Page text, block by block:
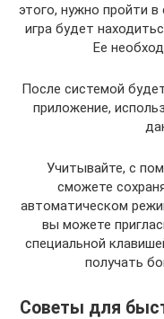
этого, нужно пройти
игра будет
Ее
После системой
приложение,
Учитывайте, с
сможете
автоматическом
вы можете
специальной
получать
Советы для